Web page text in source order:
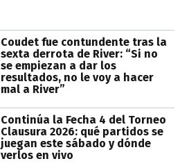
Coudet fue contundente tras la
sexta derrota de River: “Si no
se empiezan a dar los
resultados, no le voy a hacer
mal a River”
Continúa la Fecha 4 del Torneo
Clausura 2026: qué partidos se
juegan este sábado y dónde
verlos en vivo